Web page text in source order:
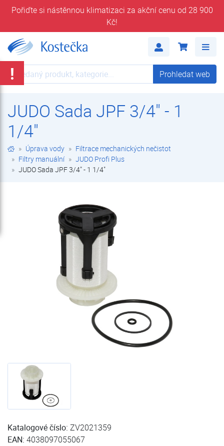
Pořiďte si nástěnnou klimatizaci za akční cenu od 28 900
Kč!
Prohledat web Prohledat web
JUDO Sada JPF 3/4" - 1
1/4"
Úprava vody
Filtrace mechanických nečistot
Filtry manuální
JUDO Profi Plus
JUDO Sada JPF 3/4" - 1 1/4"
Katalogové číslo: ZV2021359
EAN: 4038097055067
!